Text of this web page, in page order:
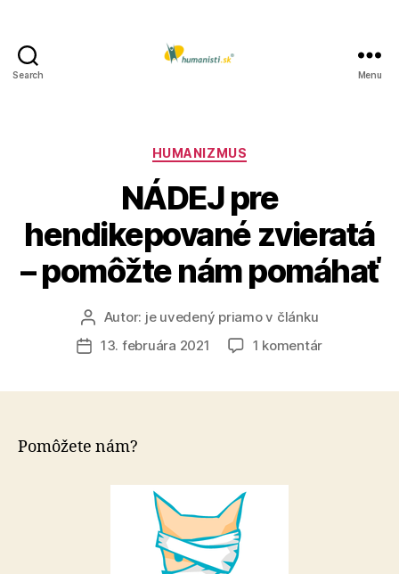
Search Menu
Kategórie
HUMANIZMUS
NÁDEJ pre
hendikepované zvieratá
– pomôžte nám pomáhať
Autor
článku
Autor: je uvedený priamo v článku
Dátum
13. februára 2021 1 komentárna
Pomôžete nám?